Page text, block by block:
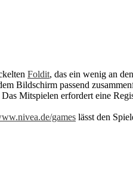
Foldit, das ein wenig an
Bildschirm passend
Mitspielen erfordert eine
games lässt den